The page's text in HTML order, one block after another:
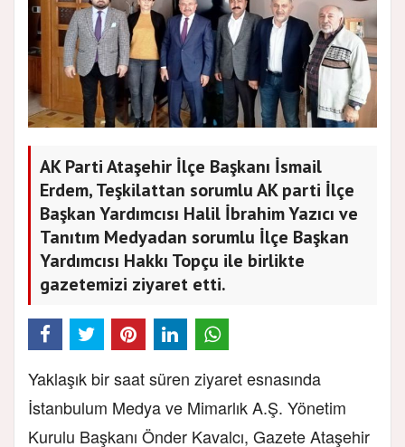
AK Parti Ataşehir İlçe Başkanı İsmail
Erdem, Teşkilattan sorumlu AK parti İlçe
Başkan Yardımcısı Halil İbrahim Yazıcı ve
Tanıtım Medyadan sorumlu İlçe Başkan
Yardımcısı Hakkı Topçu ile birlikte
gazetemizi ziyaret etti.
Yaklaşık bir saat süren ziyaret esnasında
İstanbulum Medya ve Mimarlık A.Ş. Yönetim
Kurulu Başkanı Önder Kavalcı, Gazete Ataşehir